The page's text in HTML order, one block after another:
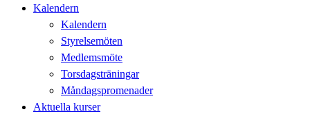
Kalendern
Kalendern
Styrelsemöten
Medlemsmöte
Torsdagsträningar
Måndagspromenader
Aktuella kurser